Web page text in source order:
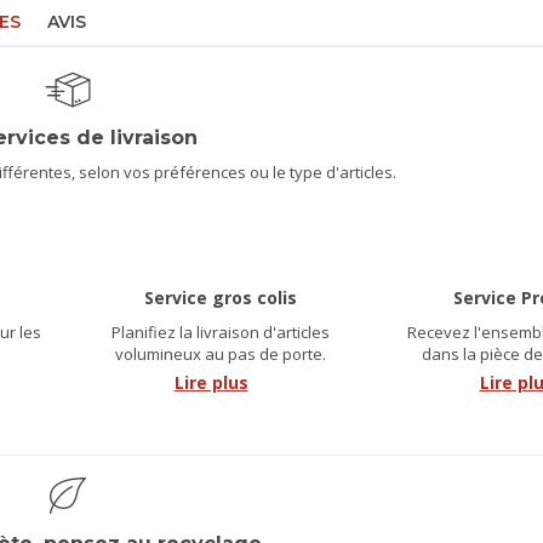
AVIS
de livraison
selon vos préférences ou le type d'articles.
les
Service gros colis
Planifiez la livraison d'articles
volumineux au pas de porte.
Lire plus
Service
Recevez
dans la pièce
Lire